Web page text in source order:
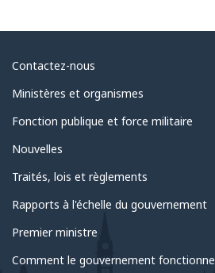
Au
sujet
du
gouvernement
Contactez-nous
Ministères et organismes
Fonction publique et force militaire
Nouvelles
Traités, lois et règlements
Rapports à l'échelle du gouvernement
Premier ministre
Comment le gouvernement fonctionne